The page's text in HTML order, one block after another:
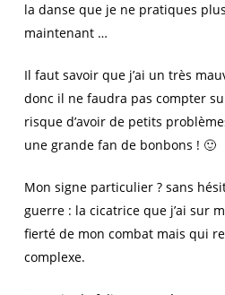
la danse que je ne pratiques
maintenant …
Il faut savoir que j’ai un très
donc il ne faudra pas compter
risque d’avoir de petits
une grande fan de bonbons ! 🙂
Mon signe particulier ? sans
guerre : la cicatrice que j’ai sur
fierté de mon combat mais qui
complexe.